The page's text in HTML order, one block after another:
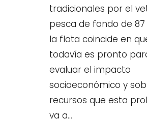
tradicionales por el
pesca de fondo de 87
la flota coincide en
todavía es pronto
evaluar el impacto
socioeconómico y
recursos que esta
va a...